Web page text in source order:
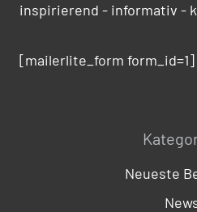
inspirierend - informativ -
[mailerlite_form form_id=1]
Neueste